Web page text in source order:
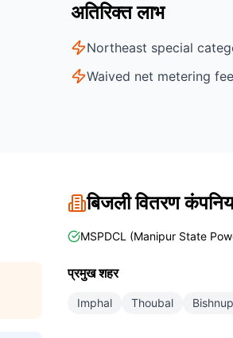
अतिरिक्त लाभ
Northeast special
Waived net metering
बिजली वितरण
MSPDCL (Manipur State
प्रमुख शहर
Imphal Thoubal